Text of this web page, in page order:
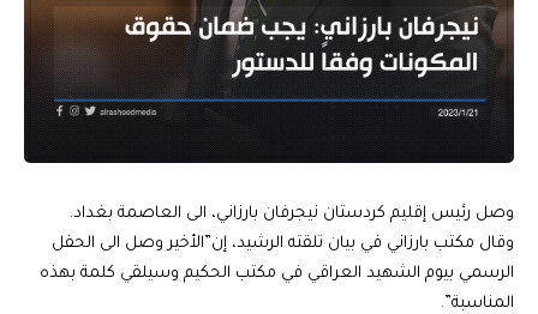
وصل رئيس إقليم كردستان نيجرفان بارزاني، الى العاصمة بغداد.
وقال مكتب بارزاني في بيان تلقته الرشيد، إن”الأخير وصل الى الحفل
الرسمي بيوم الشهيد العراقي في مكتب الحكيم وسيلقي كلمة بهذه
المناسبة”.